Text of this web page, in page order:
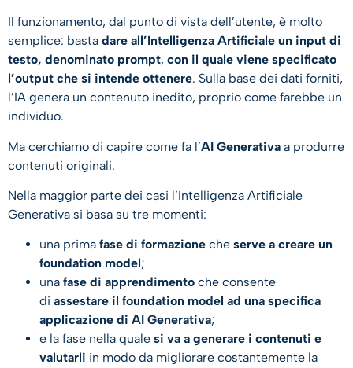
Il funzionamento, dal punto di vista dell’utente, è molto
semplice: basta dare all’Intelligenza Artificiale un input di
testo, denominato prompt, con il quale viene specificato
l’output che si intende ottenere. Sulla base dei dati forniti,
l’IA genera un contenuto inedito, proprio come farebbe un
individuo.
Ma cerchiamo di capire come fa l’AI Generativa a produrre
contenuti originali.
Nella maggior parte dei casi l’Intelligenza Artificiale
Generativa si basa su tre momenti:
una prima fase di formazione che serve a creare un
foundation model;
una fase di apprendimento che consente
di assestare il foundation model ad una specifica
applicazione di AI Generativa;
e la fase nella quale si va a generare i contenuti e
valutarli in modo da migliorare costantemente la